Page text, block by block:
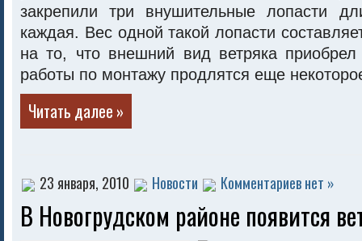
закрепили три внушительные лопасти
каждая. Вес одной такой лопасти
на то, что внешний вид ветряка
работы по монтажу продлятся еще
Читать далее »
23 января, 2010 Новости Комментариев нет »
В Новогрудском районе появится